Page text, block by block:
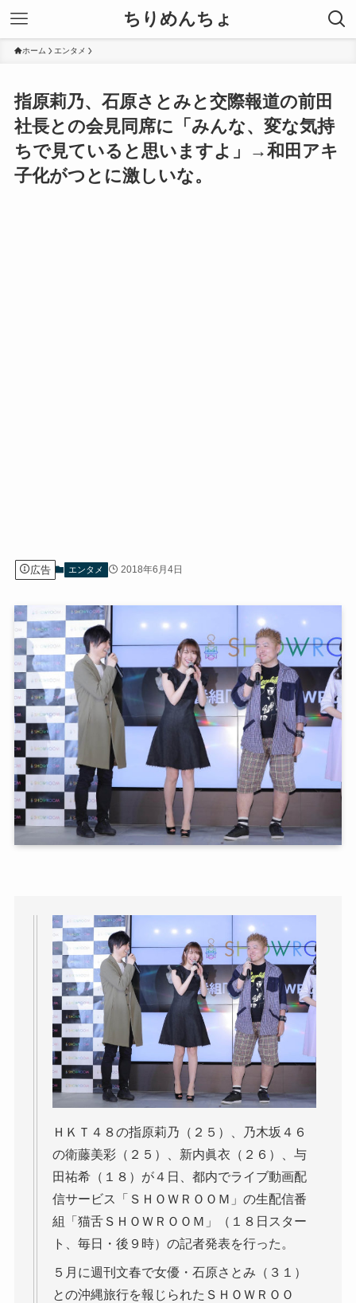
ちりめんちょ
ホーム エンタメ
指原莉乃、石原さとみと交際報道の前田
社長との会見同席に「みんな、変な気持
ちで見ていると思いますよ」→和田アキ
子化がつとに激しいな。
広告 エンタメ 2018年6月4日
ＨＫＴ４８の指原莉乃（２５）、乃木坂４６
の衛藤美彩（２５）、新内眞衣（２６）、与
田祐希（１８）が４日、都内でライブ動画配
信サービス「ＳＨＯＷＲＯＯＭ」の生配信番
組「猫舌ＳＨＯＷＲＯＯＭ」（１８日スター
ト、毎日・後９時）の記者発表を行った。
５月に週刊文春で女優・石原さとみ（３１）
との沖縄旅行を報じられたＳＨＯＷＲＯＯ